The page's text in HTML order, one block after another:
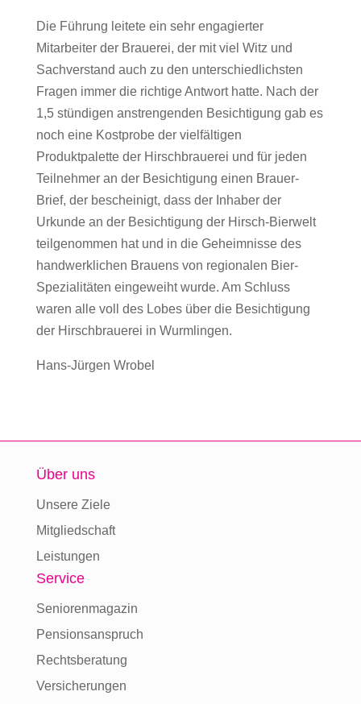
Die Führung leitete ein sehr engagierter
Mitarbeiter der Brauerei, der mit viel Witz und
Sachverstand auch zu den unterschiedlichsten
Fragen immer die richtige Antwort hatte. Nach der
1,5 stündigen anstrengenden Besichtigung gab es
noch eine Kostprobe der vielfältigen
Produktpalette der Hirschbrauerei und für jeden
Teilnehmer an der Besichtigung einen Brauer-
Brief, der bescheinigt, dass der Inhaber der
Urkunde an der Besichtigung der Hirsch-Bierwelt
teilgenommen hat und in die Geheimnisse des
handwerklichen Brauens von regionalen Bier-
Spezialitäten eingeweiht wurde. Am Schluss
waren alle voll des Lobes über die Besichtigung
der Hirschbrauerei in Wurmlingen.
Hans-Jürgen Wrobel
Über uns
Unsere Ziele
Mitgliedschaft
Leistungen
Service
Seniorenmagazin
Pensionsanspruch
Rechtsberatung
Versicherungen